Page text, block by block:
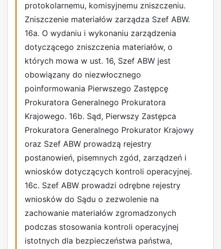
protokolarnemu, komisyjnemu zniszczeniu.
Zniszczenie materiałów zarządza Szef ABW.
16a. O wydaniu i wykonaniu zarządzenia
dotyczącego zniszczenia materiałów, o
których mowa w ust. 16, Szef ABW jest
obowiązany do niezwłocznego
poinformowania Pierwszego Zastępcę
Prokuratora Generalnego Prokuratora
Krajowego. 16b. Sąd, Pierwszy Zastępca
Prokuratora Generalnego Prokurator Krajowy
oraz Szef ABW prowadzą rejestry
postanowień, pisemnych zgód, zarządzeń i
wniosków dotyczących kontroli operacyjnej.
16c. Szef ABW prowadzi odrębne rejestry
wniosków do Sądu o zezwolenie na
zachowanie materiałów zgromadzonych
podczas stosowania kontroli operacyjnej
istotnych dla bezpieczeństwa państwa,